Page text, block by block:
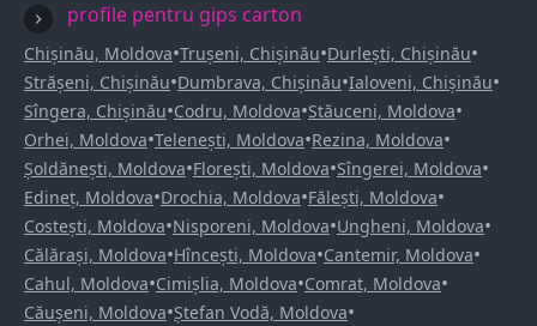
profile pentru gips carton
Chișinău, Moldova•Trușeni, Chișinău•Durlești, Chișinău•
Strășeni, Chișinău•Dumbrava, Chișinău•Ialoveni, Chișinău•
Sîngera, Chișinău•Codru, Moldova•Stăuceni, Moldova•
Orhei, Moldova•Telenești, Moldova•Rezina, Moldova•
Șoldănești, Moldova•Florești, Moldova•Sîngerei, Moldova•
Edineț, Moldova•Drochia, Moldova•Fălești, Moldova•
Costești, Moldova•Nisporeni, Moldova•Ungheni, Moldova•
Călărași, Moldova•Hîncești, Moldova•Cantemir, Moldova•
Cahul, Moldova•Cimișlia, Moldova•Comrat, Moldova•
Căușeni, Moldova•Ștefan Vodă, Moldova•